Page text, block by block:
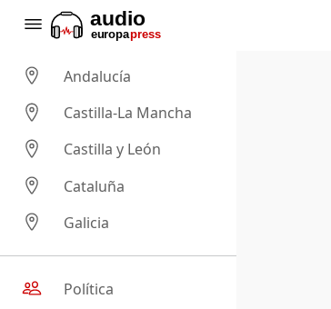
Andalucía
Castilla-La Mancha
Castilla y León
Cataluña
Galicia
Política